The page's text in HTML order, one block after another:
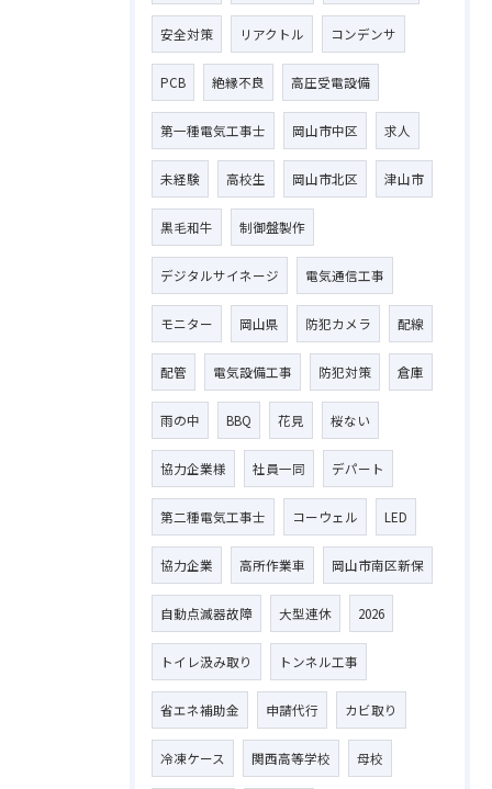
安全対策 リアクトル コンデンサ
PCB 絶縁不良 高圧受電設備
第一種電気工事士 岡山市中区 求人
未経験 高校生 岡山市北区 津山市
黒毛和牛 制御盤製作
デジタルサイネージ 電気通信工事
モニター 岡山県 防犯カメラ 配線
配管 電気設備工事 防犯対策 倉庫
雨の中 BBQ 花見 桜ない
協力企業様 社員一同 デパート
第二種電気工事士 コーウェル LED
協力企業 高所作業車 岡山市南区新保
自動点滅器故障 大型連休 2026
トイレ汲み取り トンネル工事
省エネ補助金 申請代行 カビ取り
冷凍ケース 関西高等学校 母校
お問い合わせはこちら